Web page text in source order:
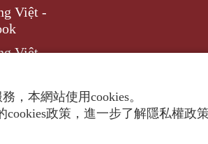
Việt -
Việt –
，本網站使用cookies。
政策，進一步了解隱私權政